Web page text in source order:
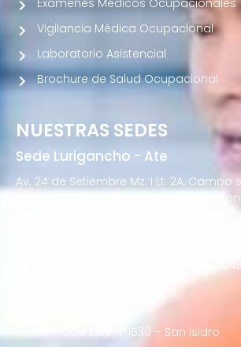
NUESTRAS SEDES
Sede Lurigancho - Ate
Av. 24 de Setiembre Mz. I Lt. 2A, Campo
cuadra del Paradero Cabana,
Av. Francisco Bolognesi Nro. 101 Urb.
02 (Esquina con Av. Gerardo Unger
Javier Prado Este N°1530 – San Isidro
Exámenes Médicos Ocupacionales
Vigilancia Médica Ocupacional
Laboratorio Asistencial
Brochure de Salud Ocupacional